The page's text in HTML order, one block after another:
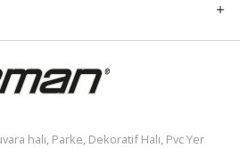
halı, Parke, Dekoratif Halı, Pvc Yer